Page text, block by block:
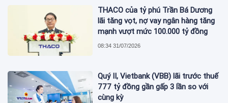
THACO của tỷ phú Trần Bá Dương
lãi tăng vọt, nợ vay ngân hàng tăng
mạnh vượt mức 100.000 tỷ đồng
08:34 31/07/2026
Quý II, Vietbank (VBB) lãi trước thuế
777 tỷ đồng gần gấp 3 lần so với
cùng kỳ